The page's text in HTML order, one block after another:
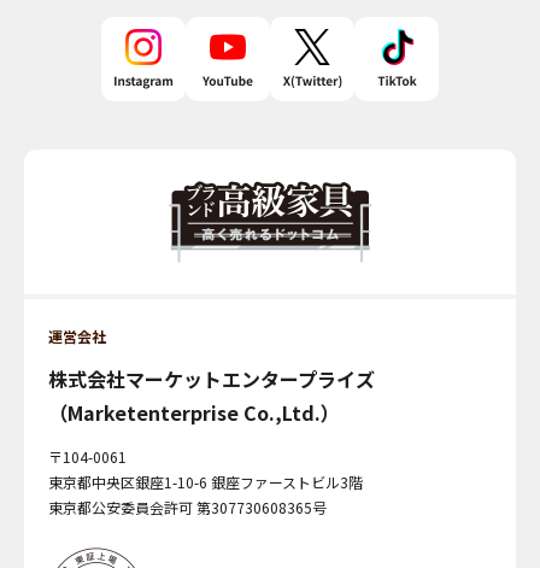
運営会社
株式会社マーケットエンタープライズ
（Marketenterprise Co.,Ltd.）
〒104-0061
東京都中央区銀座1-10-6 銀座ファーストビル3階
東京都公安委員会許可 第307730608365号